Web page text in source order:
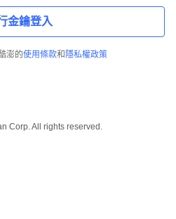
金鑰登入
澎的使用條款和 隱私權政策
Corp. All rights reserved.